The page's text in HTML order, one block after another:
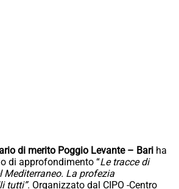
di merito Poggio Levante – Bari ha
di approfondimento “Le tracce di
Mediterraneo. La profezia
tutti”. Organizzato dal CIPO -Centro